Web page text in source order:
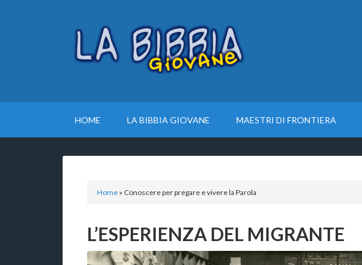
HOME LA BIBBIA GIOVANE MAESTRI DI FRONTIERA
Home » Conoscere per pregare e vivere la Parola
L’ESPERIENZA DEL MIGRANTE